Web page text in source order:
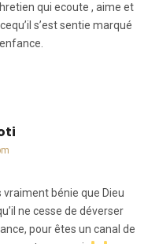
qui ecoute , aime et
s’est sentie marqué
vraiment bénie que Dieu
ne cesse de déverser
pour êtes un canal de